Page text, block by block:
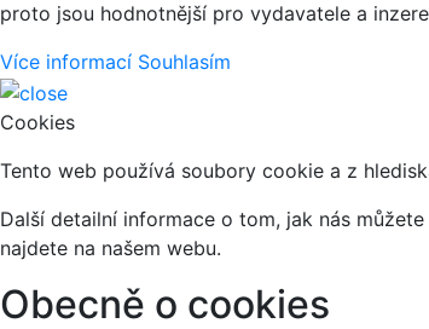
proto jsou hodnotnější pro vydavatele a
Více informací Souhlasím
Cookies
Tento web používá soubory cookie a z
Další detailní informace o tom, jak nás
najdete na našem webu.
Obecně o cookies